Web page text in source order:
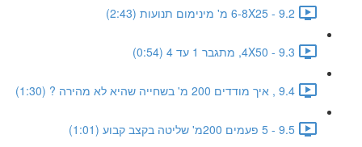
9.2 - 6-8X25 מ' מינימום תנועות (2:43)
9.3 - 4X50, מתגבר 1 עד 4 (0:54)
9.4 , איך מודדים 200 מ' בשחייה שהיא לא מהירה ? (1:30)
9.5 - 5 פעמים 200מ' שליטה בקצב קבוע (1:01)